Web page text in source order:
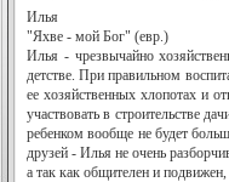
Илья
"Яхве - мой Бог" (евр.)
Илья - чрезвычайно
детстве. При правильном
ее хозяйственных хлопотах и
участвовать в строительстве
ребенком вообще не будет
друзей - Илья не очень
а так как общителен и